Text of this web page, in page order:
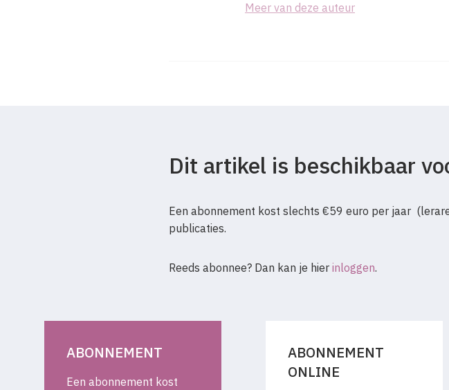
Meer van deze auteur
Dit artikel is beschikbaar
Een abonnement kost slechts €59 euro per jaar
publicaties.
Reeds abonnee? Dan kan je hier inloggen.
ABONNEMENT
Een abonnement kost
ABONNEMENT
ONLINE